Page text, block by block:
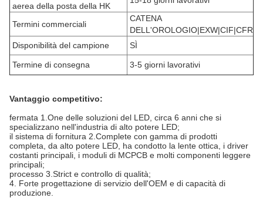
aerea della posta della HK
Termini commerciali
CATENA
DELL'OROLOGIO|EXW|CIF|CFR
Disponibilità del campione
SÌ
Termine di consegna 3-5 giorni lavorativi
Vantaggio competitivo:
fermata 1.One delle soluzioni del LED, circa 6 anni che si
specializzano nell'industria di alto potere LED;
il sistema di fornitura 2.Complete con gamma di prodotti
completa, da alto potere LED, ha condotto la lente ottica, i driver
costanti principali, i moduli di MCPCB e molti componenti leggere
principali;
processo 3.Strict e controllo di qualità;
4. Forte progettazione di servizio dell'OEM e di capacità di
produzione.